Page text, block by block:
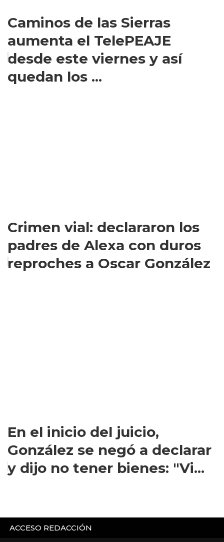
Caminos de las Sierras
aumenta el TelePEAJE
desde este viernes y así
quedan los ...
Crimen vial: declararon los
padres de Alexa con duros
reproches a Oscar González
En el inicio del juicio,
González se negó a declarar
y dijo no tener bienes: "Vi...
ACCESO REDACCIÓN